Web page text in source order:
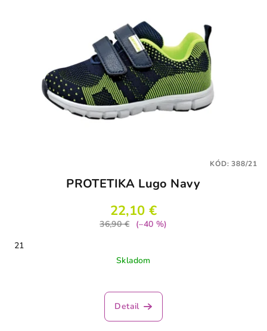
PROTETIKA Lugo Navy
22,10 €
36,90 €
(–40 %)
21
Skladom
Detail
KÓD:388/21